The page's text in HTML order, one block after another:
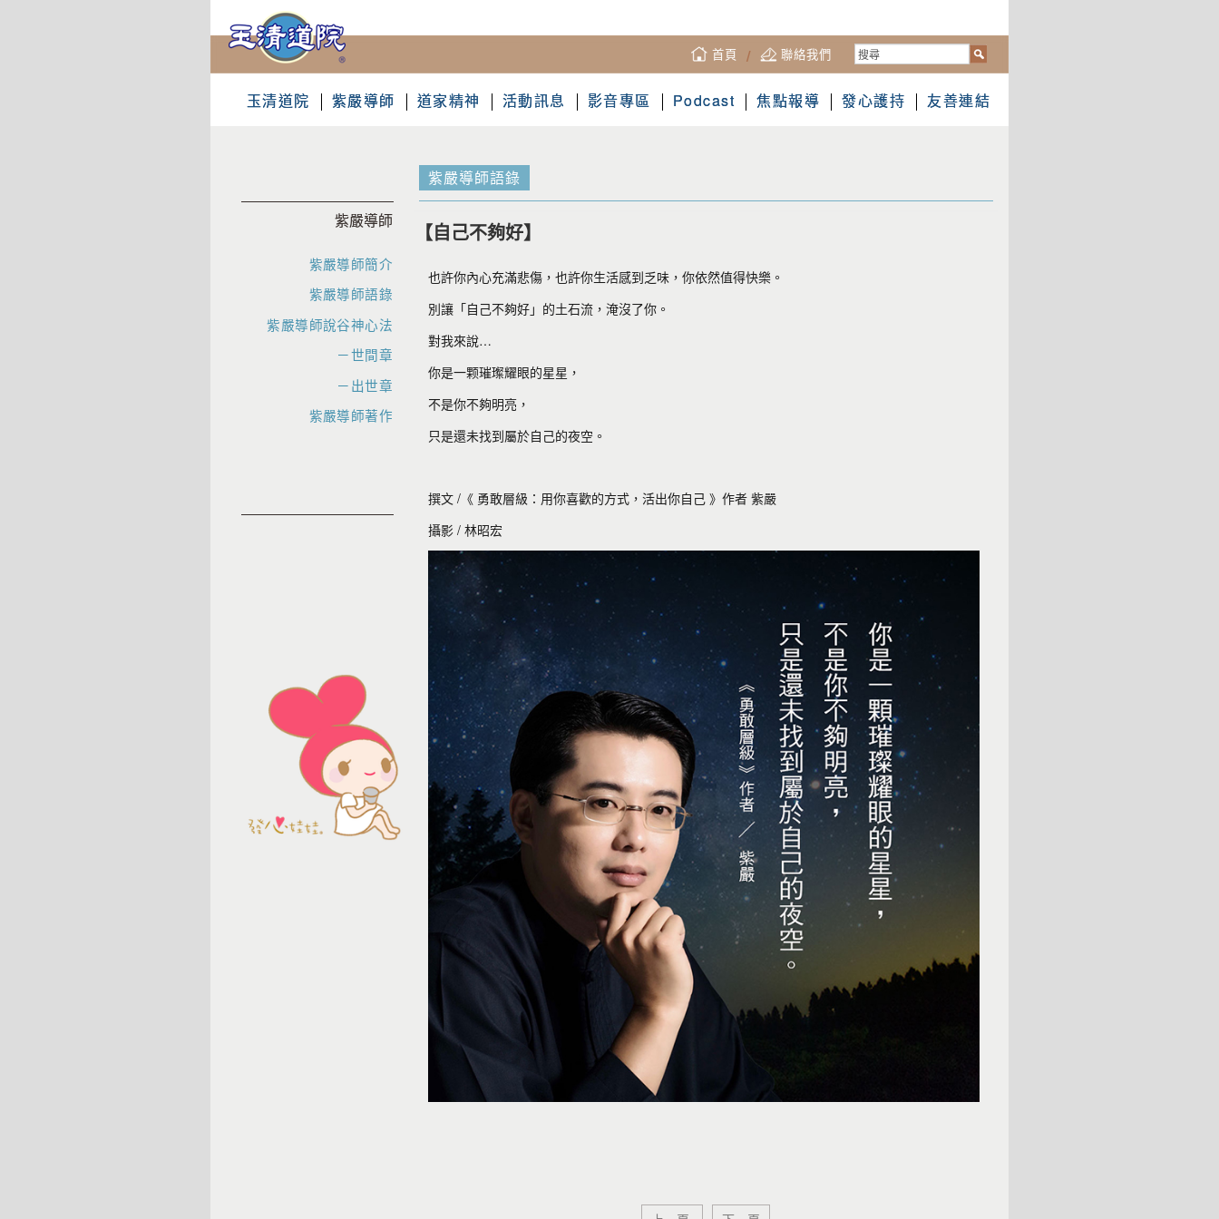
首頁 / 聯絡我們
搜
尋...
玉清道院 紫嚴導師 道家精神 活動訊息 影音專區 Podcast 焦點報導 發心護持 友善連結
紫嚴導師語錄
【自己不夠好】
也許你內心充滿悲傷，也許你生活感到乏味，你依然值得快樂。
別讓「自己不夠好」的土石流，淹沒了你。
對我來說…
你是一颗璀璨耀眼的星星，
不是你不夠明亮，
只是還未找到屬於自己的夜空。
撰文 /《 勇敢層級：用你喜歡的方式，活出你自己 》作者 紫嚴
攝影 / 林昭宏
紫嚴導師
紫嚴導師簡介
紫嚴導師語錄
紫嚴導師說谷神心法
－世間章
－出世章
紫嚴導師著作